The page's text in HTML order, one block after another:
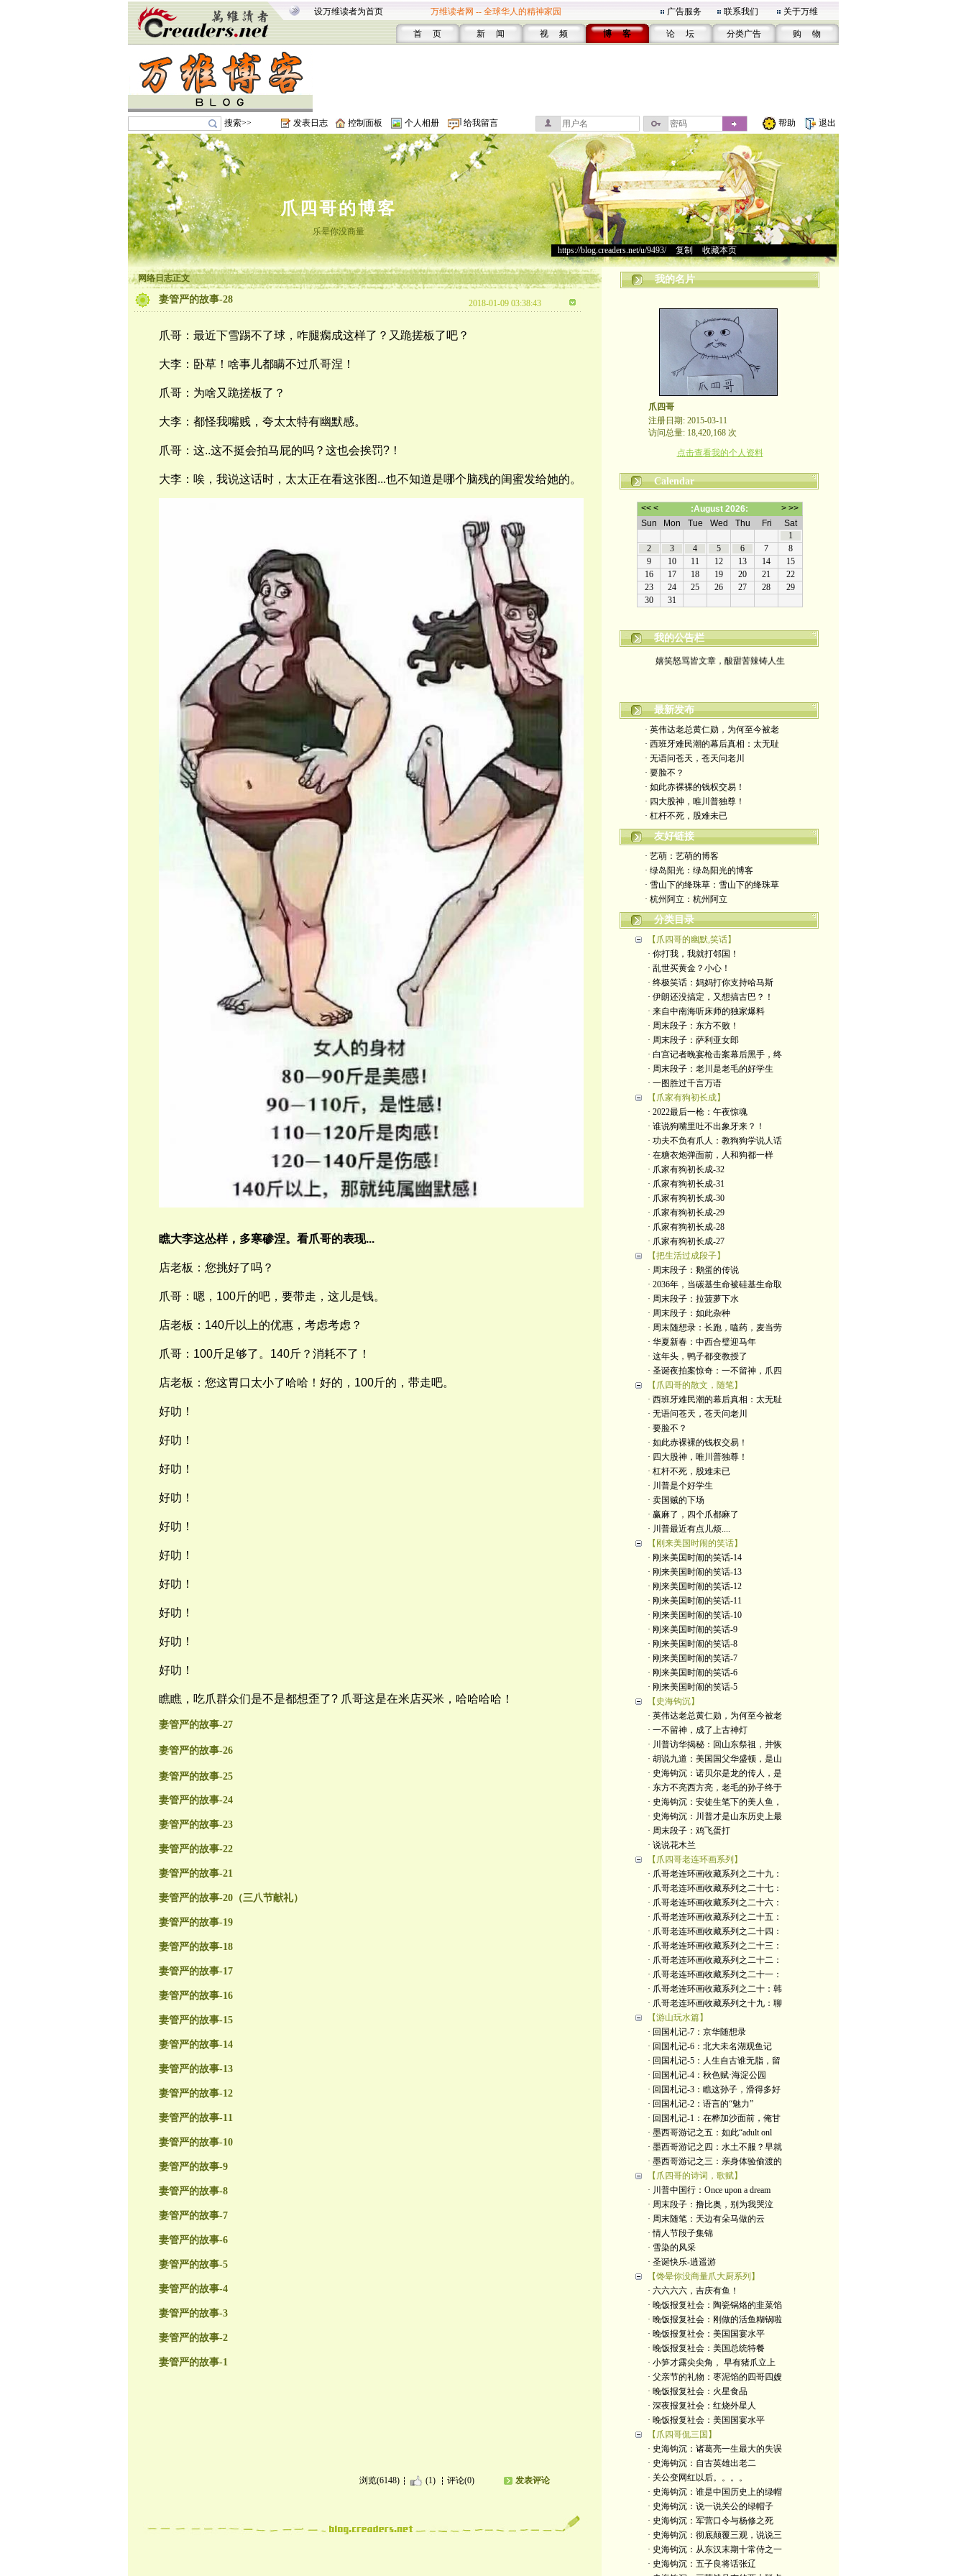
设万维读者为首页 万维读者网 -- 全球华人的精神家园 广告服务 联系我们 关于万维
首 页 新 闻 视 频 博 客 论 坛 分类广告 购 物
搜索>> 发表日志 控制面板 个人相册 给我留言 帮助 退出
爪四哥的博客
乐晕你没商量
https://blog.creaders.net/u/9493/> 复制 收藏本页
网络日志正文
妻管严的故事-28 2018-01-09 03:38:43
爪哥：最近下雪踢不了球，咋腿瘸成这样了？又跪搓板了吧？
大李：卧草！ 啥事儿都瞒不过爪哥涅！
爪哥： 为啥又跪搓板了？
大李：都怪我嘴贱，夸太太特有幽默感。
爪哥： 这..这不挺会拍马屁的吗？这也会挨罚?！
大李：唉，我说这话时，太太正在看这张图...也不知道是哪个脑残的闺蜜发给她的。
瞧大李这怂样，多寒碜涅。看爪哥的表现...
店老板：您挑好了吗？
爪哥： 嗯， 100斤的吧，要带走，这儿是钱。
店老板： 140斤以上的优惠，考虑考虑？
爪哥： 100斤足够了。 140斤？消耗不了！
店老板：您这胃口太小了哈哈！好的， 100斤的， 带走吧。
好叻！
好叻！
好叻！
好叻！
好叻！
好叻！
好叻！
好叻！
好叻！
好叻！
瞧瞧，吃爪群众们是不是都想歪了? 爪哥这是在米店买米，哈哈哈哈！
妻管严的故事-27
妻管严的故事-26
妻管严的故事-25
妻管严的故事-24
妻管严的故事-23
妻管严的故事-22
妻管严的故事-21
妻管严的故事-20（三八节献礼）
妻管严的故事-19
妻管严的故事-18
妻管严的故事-17
妻管严的故事-16
妻管严的故事-15
妻管严的故事-14
妻管严的故事-13
妻管严的故事-12
妻管严的故事-11
妻管严的故事-10
妻管严的故事-9
妻管严的故事-8
妻管严的故事-7
妻管严的故事-6
妻管严的故事-5
妻管严的故事-4
妻管严的故事-3
妻管严的故事-2
妻管严的故事-1
浏览(6148) (1) 评论(0) 发表评论
我的名片
爪四哥
注册日期: 2015-03-11
访问总量: 18,420,168 次
点击查看我的个人资料
Calendar
我的公告栏
最新发布
· 英伟达老总黄仁勋，为何至今被老
· 西班牙难民潮的幕后真相：太无耻
· 无语问苍天，苍天问老川
· 要脸不？
· 如此赤裸裸的钱权交易！
· 四大股神，唯川普独尊！
· 杠杆不死，股难未已
友好链接
· 艺萌：艺萌的博客
· 绿岛阳光：绿岛阳光的博客
· 雪山下的绛珠草：雪山下的绛珠草
· 杭州阿立：杭州阿立
分类目录
【爪四哥的幽默,笑话】
· 你打我，我就打邻国！
· 乱世买黄金？小心！
· 终极笑话：妈妈打你支持哈马斯
· 伊朗还没搞定，又想搞古巴？！
· 来自中南海听床师的独家爆料
· 周末段子：东方不败！
· 周末段子：萨利亚女郎
· 白宫记者晚宴枪击案幕后黑手，终
· 周末段子：老川是老毛的好学生
· 一图胜过千言万语
【爪家有狗初长成】
· 2022最后一枪：午夜惊魂
· 谁说狗嘴里吐不出象牙来？！
· 功夫不负有爪人：教狗狗学说人话
· 在糖衣炮弹面前，人和狗都一样
· 爪家有狗初长成-32
· 爪家有狗初长成-31
· 爪家有狗初长成-30
· 爪家有狗初长成-29
· 爪家有狗初长成-28
· 爪家有狗初长成-27
【把生活过成段子】
· 周末段子：鹅蛋的传说
· 2036年，当碳基生命被硅基生命取
· 周末段子：拉菠萝下水
· 周末段子：如此杂种
· 周末随想录：长跑，嗑药，麦当劳
· 华夏新春：中西合璧迎马年
· 这年头，鸭子都变教授了
· 圣诞夜拍案惊奇：一不留神，爪四
【爪四哥的散文，随笔】
· 西班牙难民潮的幕后真相：太无耻
· 无语问苍天，苍天问老川
· 要脸不？
· 如此赤裸裸的钱权交易！
· 四大股神，唯川普独尊！
· 杠杆不死，股难未已
· 川普是个好学生
· 卖国贼的下场
· 赢麻了，四个爪都麻了
· 川普最近有点儿烦....
【刚来美国时闹的笑话】
· 刚来美国时闹的笑话-14
· 刚来美国时闹的笑话-13
· 刚来美国时闹的笑话-12
· 刚来美国时闹的笑话-11
· 刚来美国时闹的笑话-10
· 刚来美国时闹的笑话-9
· 刚来美国时闹的笑话-8
· 刚来美国时闹的笑话-7
· 刚来美国时闹的笑话-6
· 刚来美国时闹的笑话-5
【史海钩沉】
· 英伟达老总黄仁勋，为何至今被老
· 一不留神，成了上古神灯
· 川普访华揭秘：回山东祭祖，并恢
· 胡说九道：美国国父华盛顿，是山
· 史海钩沉：诺贝尔是龙的传人，是
· 东方不亮西方亮，老毛的孙子终于
· 史海钩沉：安徒生笔下的美人鱼，
· 史海钩沉：川普才是山东历史上最
· 周末段子：鸡飞蛋打
· 说说花木兰
【爪四哥老连环画系列】
· 爪哥老连环画收藏系列之二十九：
· 爪哥老连环画收藏系列之二十七：
· 爪哥老连环画收藏系列之二十六：
· 爪哥老连环画收藏系列之二十五：
· 爪哥老连环画收藏系列之二十四：
· 爪哥老连环画收藏系列之二十三：
· 爪哥老连环画收藏系列之二十二：
· 爪哥老连环画收藏系列之二十一：
· 爪哥老连环画收藏系列之二十：韩
· 爪哥老连环画收藏系列之十九：聊
【游山玩水篇】
· 回国札记-7：京华随想录
· 回国札记-6：北大未名湖观鱼记
· 回国札记-5：人生自古谁无脂，留
· 回国札记-4：秋色赋·海淀公园
· 回国札记-3：瞧这孙子，滑得多好
· 回国札记-2：语言的“魅力”
· 回国札记-1：在桦加沙面前，俺甘
· 墨西哥游记之五：如此“adult onl
· 墨西哥游记之四：水土不服？早就
· 墨西哥游记之三：亲身体验偷渡的
【爪四哥的诗词，歌赋】
· 川普中国行：Once upon a dream
· 周末段子：撸比奥，别为我哭泣
· 周末随笔：天边有朵马做的云
· 情人节段子集锦
· 雪染的风采
· 圣诞快乐-逍遥游
【馋晕你没商量爪大厨系列】
· 六六六六，吉庆有鱼！
· 晚饭报复社会：陶瓷锅烙的韭菜馅
· 晚饭报复社会：刚做的活鱼糊锅啦
· 晚饭报复社会：美国国宴水平
· 晚饭报复社会：美国总统特餐
· 小笋才露尖尖角， 早有猪爪立上
· 父亲节的礼物：枣泥馅的四哥四嫂
· 晚饭报复社会：火星食品
· 深夜报复社会：红烧外星人
· 晚饭报复社会：美国国宴水平
【爪四哥侃三国】
· 史海钩沉：诸葛亮一生最大的失误
· 史海钩沉：自古英雄出老二
· 关公变网红以后。。。。
· 史海钩沉：谁是中国历史上的绿帽
· 史海钩沉：说一说关公的绿帽子
· 史海钩沉：军营口令与杨修之死
· 史海钩沉：彻底颠覆三观，说说三
· 史海钩沉：从东汉末期十常侍之一
· 史海钩沉：五子良将话张辽